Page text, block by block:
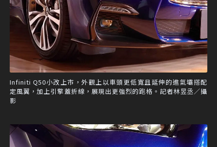
Infiniti Q50小改上市，外觀上以車頭更低寬且延伸的進氣壩搭配
定風翼，加上引擎蓋折線，展現出更強烈的跑格。記者林昱丞／攝
影